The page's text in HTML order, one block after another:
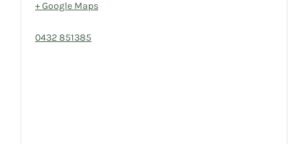
+ Google Maps
0432 851385